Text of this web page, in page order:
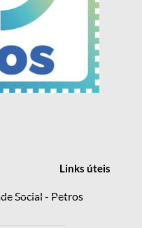
Linksúteis
Social - Petros